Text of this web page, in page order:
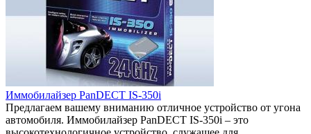
Иммобилайзер PanDECT IS-350i
Предлагаем вашему вниманию отличное устройство от угона
автомобиля. Иммобилайзер PanDECT IS-350i – это